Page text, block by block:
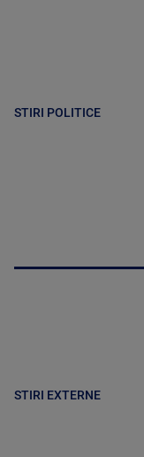
STIRI POLITICE
STIRI EXTERNE